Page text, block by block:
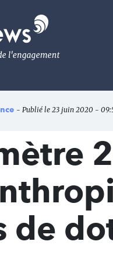
- Publié le 23 juin 2020 -
de